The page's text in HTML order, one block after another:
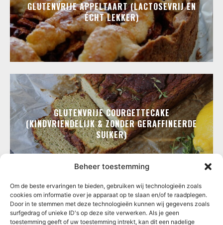
Beheer toestemming
Om de beste ervaringen te bieden, gebruiken wij technologieën zoals
cookies om informatie over je apparaat op te slaan en/of te raadplegen.
Door in te stemmen met deze technologieën kunnen wij gegevens zoals
surfgedrag of unieke ID's op deze site verwerken. Als je geen
toestemming geeft of uw toestemming intrekt, kan dit een nadelige
GLUTENVRIJE APPELTAART (LACTOSEVRIJ EN
ÉCHT LEKKER)
GLUTENVRIJE COURGETTECAKE
(KINDVRIENDELIJK & ZONDER GERAFFINEERDE
SUIKER)